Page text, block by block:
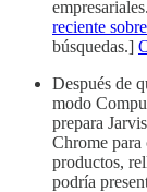
reciente
búsquedas.]
Después de
modo
prepara
Chrome para
productos,
podría